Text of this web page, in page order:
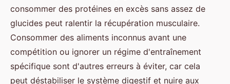
consommer des protéines en excès sans assez de
glucides peut ralentir la récupération musculaire.
Consommer des aliments inconnus avant une
compétition ou ignorer un régime d'entraînement
spécifique sont d'autres erreurs à éviter, car cela
peut déstabiliser le système digestif et nuire aux